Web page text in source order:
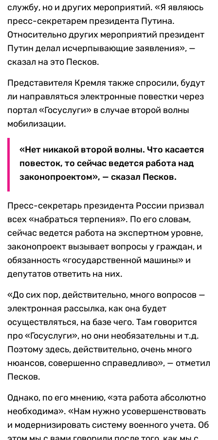
службу, но и других мероприятий. «Я являюсь
пресс-секретарем президента Путина.
Относительно других мероприятий президент
Путин делал исчерпывающие заявления», —
сказал на это Песков.
Представителя Кремля также спросили, будут
ли направляться электронные повестки через
портал «Госуслуги» в случае второй волны
мобилизации.
«Нет никакой второй волны. Что касается
повесток, то сейчас ведется работа над
законопроектом», — сказал Песков.
Пресс-секретарь президента России призвал
всех «набраться терпения». По его словам,
сейчас ведется работа на экспертном уровне,
законопроект вызывает вопросы у граждан, и
обязанность «государственной машины» и
депутатов ответить на них.
«До сих пор, действительно, много вопросов —
электронная рассылка, как она будет
осуществляться, на базе чего. Там говорится
про «Госуслуги», но они необязательны и т.д.
Поэтому здесь, действительно, очень много
нюансов, совершенно справедливо», — отметил
Песков.
Однако, по его мнению, «эта работа абсолютно
необходима». «Нам нужно усовершенствовать
и модернизировать систему военного учета. Об